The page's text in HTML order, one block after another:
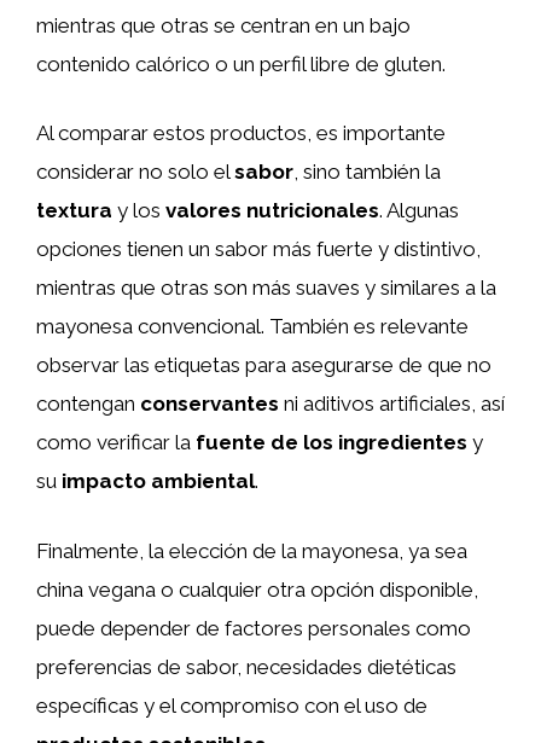
mientras que otras se centran en un bajo
contenido calórico o un perfil libre de gluten.
Al comparar estos productos, es importante
considerar no solo elsabor, sino también la
textura y los valores nutricionales. Algunas
opciones tienen un sabor más fuerte y distintivo,
mientras que otras son más suaves y similares a la
mayonesa convencional. También es relevante
observar las etiquetas para asegurarse de que no
contengan conservantes ni aditivos artificiales, así
como verificar la fuente de los ingredientes y
su impacto ambiental.
Finalmente, la elección de la mayonesa, ya sea
china vegana o cualquier otra opción disponible,
puede depender de factores personales como
preferencias de sabor, necesidades dietéticas
específicas y el compromiso con el uso de